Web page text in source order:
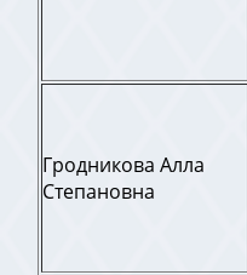
Гродникова Алла
Степановна